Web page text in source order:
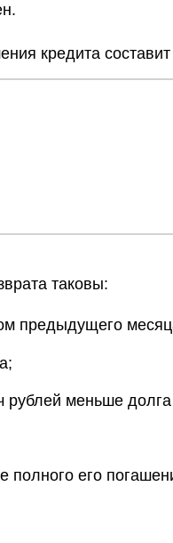
кредита
таковы:
предыдущего
рублей меньше
его